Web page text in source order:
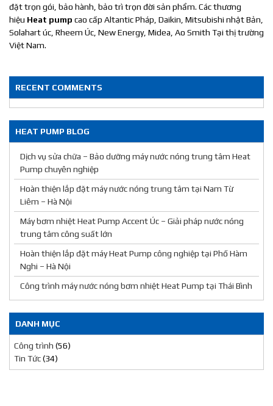
đặt trọn gói, bảo hành, bảo trì trọn đời sản phẩm. Các thương
hiệu Heat pump cao cấp Altantic Pháp, Daikin, Mitsubishi nhật Bản,
Solahart úc, Rheem Úc, New Energy, Midea, Ao Smith Tại thị trường
Việt Nam.
RECENT COMMENTS
HEAT PUMP BLOG
Dịch vụ sửa chữa – Bảo dưỡng máy nước nóng trung tâm Heat
Pump chuyên nghiệp
Hoàn thiện lắp đặt máy nước nóng trung tâm tại Nam Từ
Liêm – Hà Nội
Máy bơm nhiệt Heat Pump Accent Úc – Giải pháp nước nóng
trung tâm công suất lớn
Hoàn thiện lắp đặt máy Heat Pump công nghiệp tại Phố Hàm
Nghi – Hà Nội
Công trình máy nước nóng bơm nhiệt Heat Pump tại Thái Bình
DANH MỤC
Công trình (56)
Tin Tức(34)